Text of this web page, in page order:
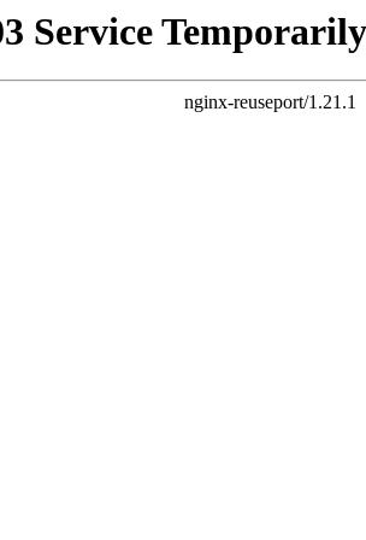
Service
nginx-reuseport/1.21.1